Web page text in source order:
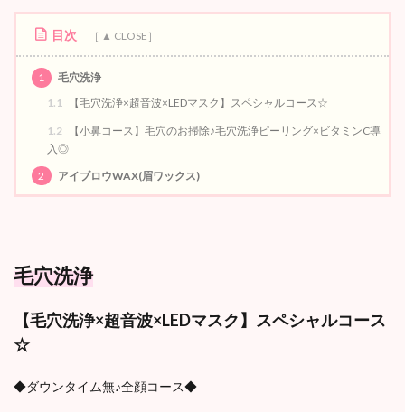
目次
1
毛穴洗浄
1.1
【毛穴洗浄×超音波×LEDマスク】スペシャルコース☆
1.2
【小鼻コース】毛穴のお掃除♪毛穴洗浄ピーリング×ビタミンC導
入◎
2
アイブロウWAX(眉ワックス)
毛穴洗浄
【毛穴洗浄×超音波×LEDマスク】スペシャルコース
☆
◆ダウンタイム無♪全顔コース◆